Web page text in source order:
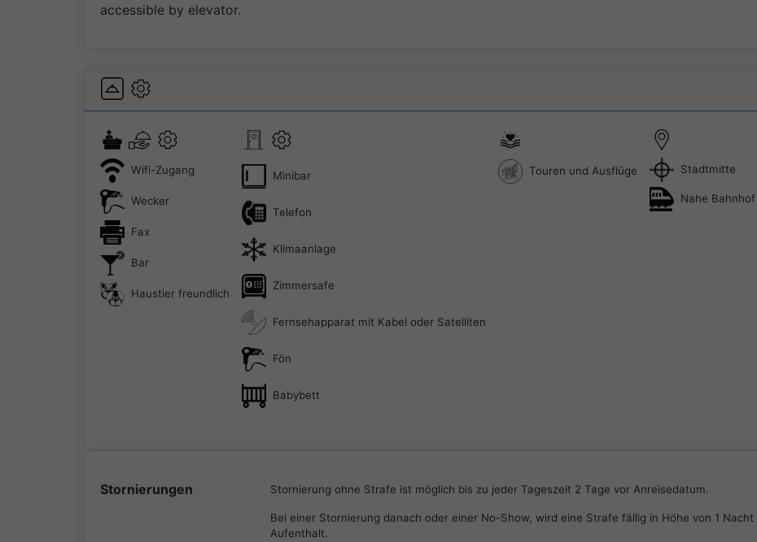
accessible by elevator.
Wifi-Zugang
Wecker
Fax
Bar
Haustier freundlich
Minibar
Telefon
Klimaanlage
Zimmersafe
Fernsehapparat mit Kabel oder Satelliten
Fön
Babybett
Touren und Ausflüge Stadtmitte
Nahe Bahnhof
Stornierungen Stornierung ohne Strafe ist möglich bis zu jeder Tageszeit 2 Tage vor Anreisedatum.
Bei einer Stornierung danach oder einer No-Show, wird eine Strafe fällig in Höhe von 1 Nacht
Aufenthalt.